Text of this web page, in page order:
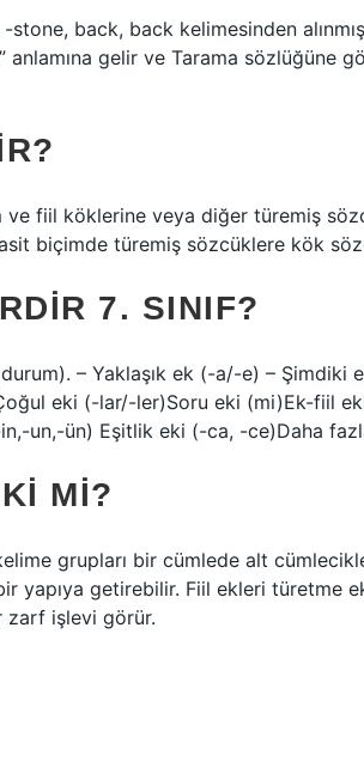
anlamına gelir ve Tarama sözlüğüne
fiil köklerine veya diğer türemiş
biçimde türemiş sözcüklere kök
7. SINIF?
– Yaklaşık ek (-a/-e) –
eki (-lar/-ler)Soru eki (mi)Ek-fiil
un,-ün) Eşitlik eki (-ca, -ce)Daha
MI?
grupları bir cümlede alt
yapıya getirebilir. Fiil ekleri türetme
zarf işlevi görür.